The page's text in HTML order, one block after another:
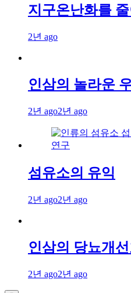
지구온난화를
2년 ago
인삼의 놀라운
2년 ago2년 ago
섬유소의 유익
2년 ago2년 ago
인삼의 당뇨개
2년 ago2년 ago